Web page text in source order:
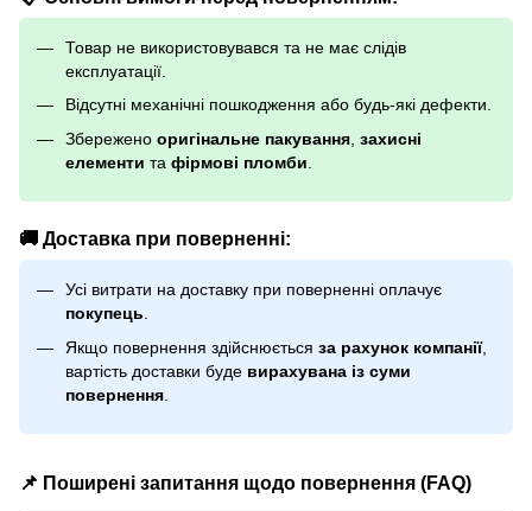
Товар не використовувався та не має слідів
експлуатації.
Відсутні механічні пошкодження або будь-які дефекти.
Збережено оригінальне пакування захисні
елементи та фірмові пломби
🚚 Доставка при поверненні:
Усі витрати на доставку при поверненні оплачує
покупець
Якщо повернення здійснюється за рахунок компанії,
вартість доставки буде вирахувана із суми
повернення
📌 Поширені запитання щодо повернення (FAQ)